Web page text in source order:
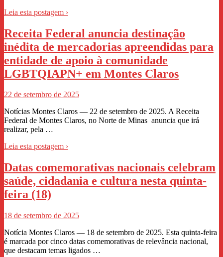
Leia esta postagem ›
Receita Federal anuncia destinação
inédita de mercadorias apreendidas para
entidade de apoio à comunidade
LGBTQIAPN+ em Montes Claros
22 de setembro de 2025
Notícias Montes Claros — 22 de setembro de 2025. A Receita
Federal de Montes Claros, no Norte de Minas anuncia que irá
realizar, pela …
Leia esta postagem ›
Datas comemorativas nacionais celebram
saúde, cidadania e cultura nesta quinta-
feira (18)
18 de setembro de 2025
Notícia Montes Claros — 18 de setembro de 2025. Esta quinta-feira
é marcada por cinco datas comemorativas de relevância nacional,
que destacam temas ligados …